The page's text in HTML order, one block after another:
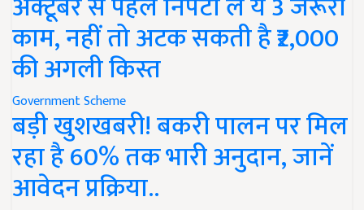
काम, नहीं तो अटक सकती है ₹2,000
की अगली किस्त
Government Scheme
बड़ी खुशखबरी! बकरी पालन पर मिल
रहा है 60% तक भारी अनुदान, जानें
आवेदन प्रक्रिया..